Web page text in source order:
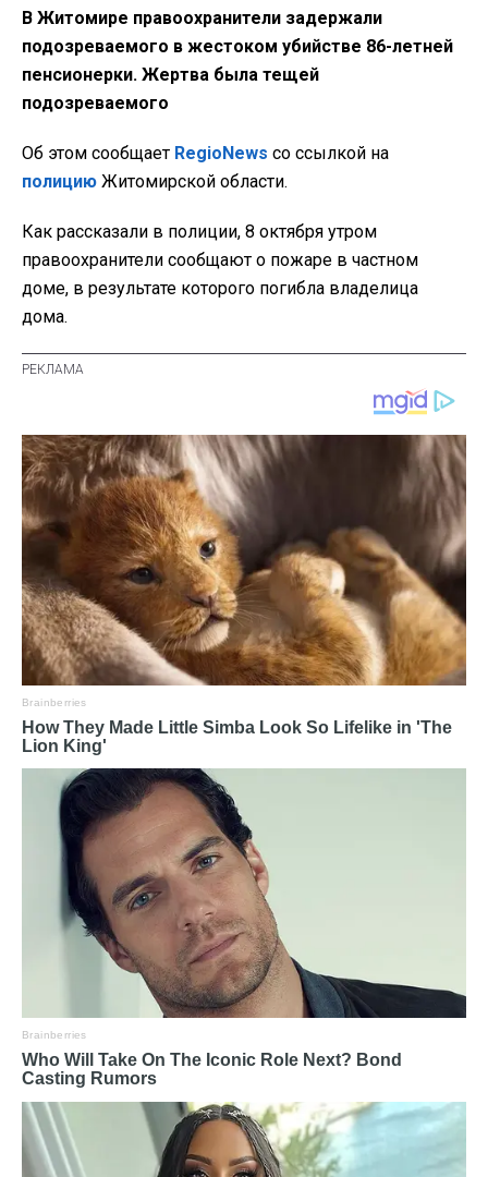
В Житомире правоохранители задержали
подозреваемого в жестоком убийстве 86-летней
пенсионерки. Жертва была тещей
подозреваемого
Об этом сообщает RegioNews со ссылкой на
полицию Житомирской области.
Как рассказали в полиции, 8 октября утром
правоохранители сообщают о пожаре в частном
доме, в результате которого погибла владелица
дома.